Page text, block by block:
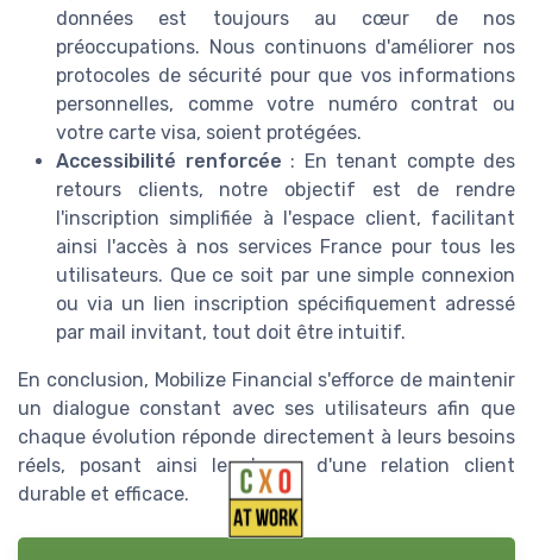
données est toujours au cœur de nos
préoccupations. Nous continuons d'améliorer nos
protocoles de sécurité pour que vos informations
personnelles, comme votre numéro contrat ou
votre carte visa, soient protégées.
Accessibilité renforcée : En tenant compte des
retours clients, notre objectif est de rendre
l'inscription simplifiée à l'espace client, facilitant
ainsi l'accès à nos services France pour tous les
utilisateurs. Que ce soit par une simple connexion
ou via un lien inscription spécifiquement adressé
par mail invitant, tout doit être intuitif.
En conclusion, Mobilize Financial s'efforce de maintenir
un dialogue constant avec ses utilisateurs afin que
chaque évolution réponde directement à leurs besoins
réels, posant ainsi les bases d'une relation client
durable et efficace.